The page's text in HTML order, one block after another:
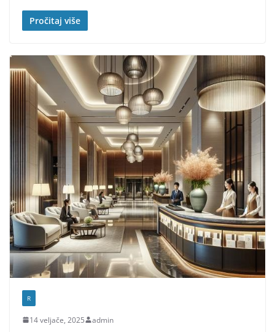
Pročitaj više
R
14 veljače, 2025 admin